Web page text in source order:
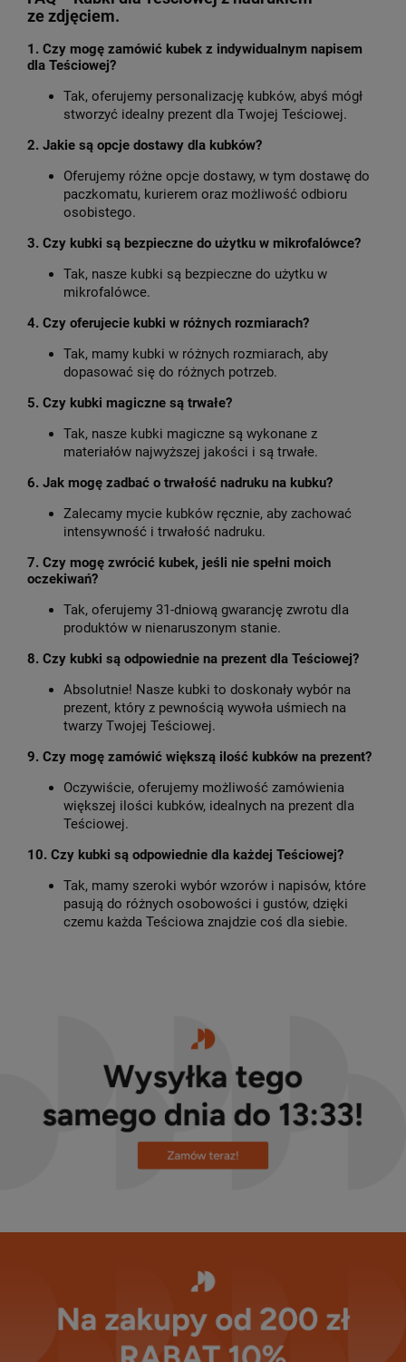
ze zdjęciem.
1. Czy mogę zamówić kubek z indywidualnym napisem
dla Teściowej?
Tak, oferujemy personalizację kubków, abyś mógł
stworzyć idealny prezent dla Twojej Teściowej.
2. Jakie są opcje dostawy dla kubków?
Oferujemy różne opcje dostawy, w tym dostawę do
paczkomatu, kurierem oraz możliwość odbioru
osobistego.
3. Czy kubki są bezpieczne do użytku w mikrofalówce?
Tak, nasze kubki są bezpieczne do użytku w
mikrofalówce.
4. Czy oferujecie kubki w różnych rozmiarach?
Tak, mamy kubki w różnych rozmiarach, aby
dopasować się do różnych potrzeb.
5. Czy kubki magiczne są trwałe?
Tak, nasze kubki magiczne są wykonane z
materiałów najwyższej jakości i są trwałe.
6. Jak mogę zadbać o trwałość nadruku na kubku?
Zalecamy mycie kubków ręcznie, aby zachować
intensywność i trwałość nadruku.
7. Czy mogę zwrócić kubek, jeśli nie spełni moich
oczekiwań?
Tak, oferujemy 31-dniową gwarancję zwrotu dla
produktów w nienaruszonym stanie.
8. Czy kubki są odpowiednie na prezent dla Teściowej?
Absolutnie! Nasze kubki to doskonały wybór na
prezent, który z pewnością wywoła uśmiech na
twarzy Twojej Teściowej.
9. Czy mogę zamówić większą ilość kubków na prezent?
Oczywiście, oferujemy możliwość zamówienia
większej ilości kubków, idealnych na prezent dla
Teściowej.
10. Czy kubki są odpowiednie dla każdej Teściowej?
Tak, mamy szeroki wybór wzorów i napisów, które
pasują do różnych osobowości i gustów, dzięki
czemu każda Teściowa znajdzie coś dla siebie.